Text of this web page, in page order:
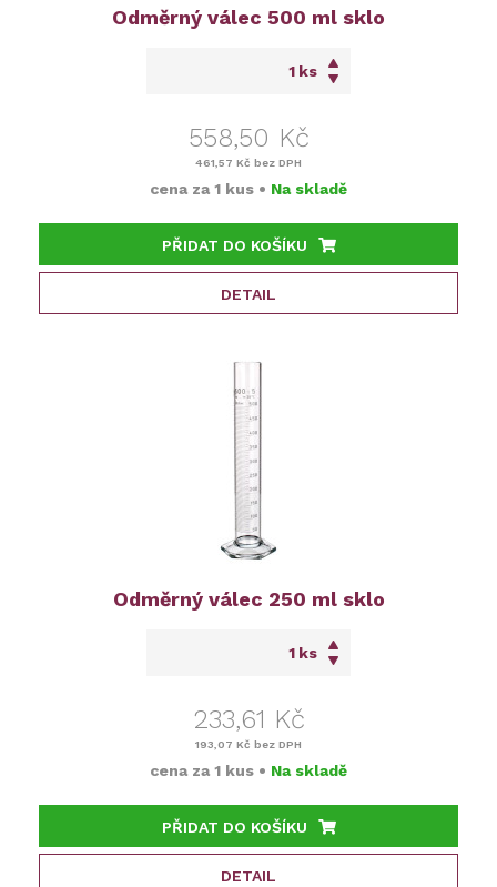
Odměrný válec 500 ml sklo
ks
558,50 Kč
461,57 Kč bez DPH
cena za 1 kus • Na skladě
PŘIDAT DO KOŠÍKU
DETAIL
Odměrný válec 250 ml sklo
ks
233,61 Kč
193,07 Kč bez DPH
cena za 1 kus • Na skladě
PŘIDAT DO KOŠÍKU
DETAIL